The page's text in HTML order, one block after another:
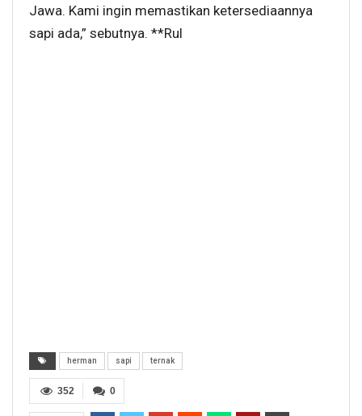
Jawa. Kami ingin memastikan ketersediaannya
sapi ada,” sebutnya. **Rul
herman sapi ternak
0
352